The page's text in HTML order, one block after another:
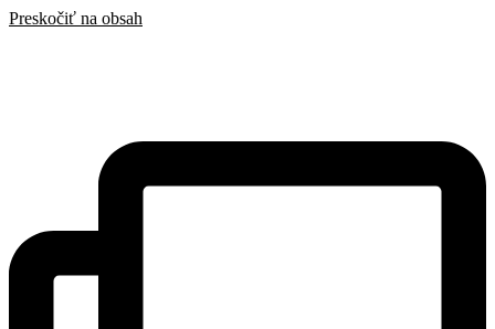
Preskočiť na obsah